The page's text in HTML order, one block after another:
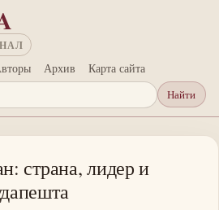
Архив Карта сайта
Найти
страна, лидер и